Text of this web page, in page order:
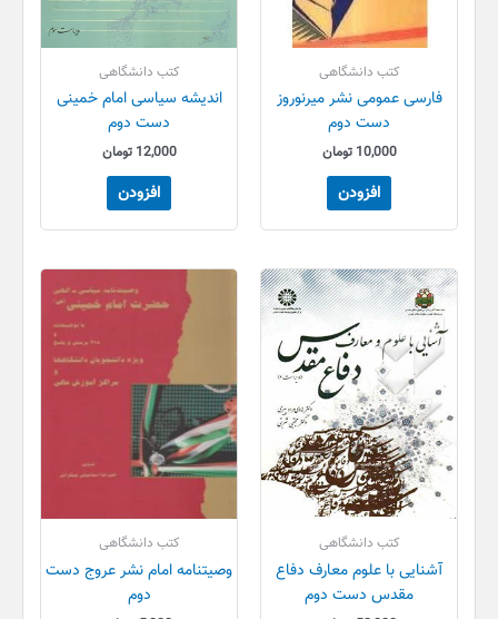
کتب دانشگاهی
فارسی عمومی نشر میرنوروز
دست دوم
10,000 تومان
افزودن
کتب دانشگاهی
اندیشه سیاسی امام خمینی
دست دوم
12,000 تومان
افزودن
کتب دانشگاهی
آشنایی با علوم معارف دفاع
مقدس دست دوم
کتب دانشگاهی
وصیتنامه امام نشر عروج دست
دوم